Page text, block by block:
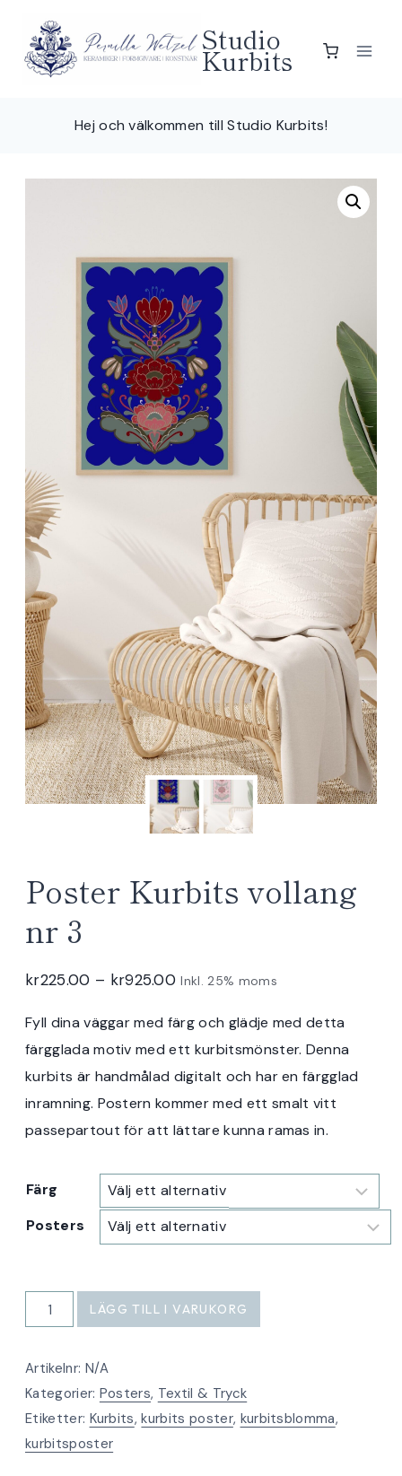
content
Studio
Kurbits
Hej och välkommen till Studio Kurbits!
Poster Kurbits vollang
nr 3
kr225.00 – kr925.00 Prisintervall:
till
Inkl. 25% moms
Fyll dina väggar med färg och glädje med detta
färgglada motiv med ett kurbitsmönster. Denna
kurbits är handmålad digitalt och har en färgglad
inramning. Postern kommer med ett smalt vitt
passepartout för att lättare kunna ramas in.
Färg
Posters
Poster
Kurbits
nr
3
mängd
LÄGG TILL I VARUKORG
Artikelnr: N/A
Kategorier: Posters, Textil & Tryck
Etiketter: Kurbits,kurbits poster, kurbitsblomma,
kurbitsposter